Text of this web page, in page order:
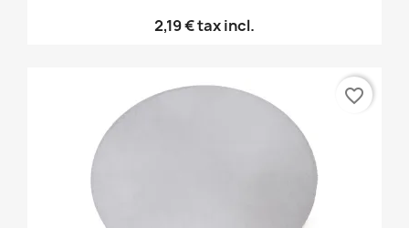
2,19 €tax incl.
favorite_border